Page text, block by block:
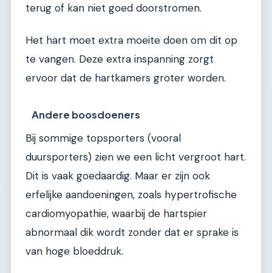
terug of kan niet goed doorstromen.
Het hart moet extra moeite doen om dit op
te vangen. Deze extra inspanning zorgt
ervoor dat de hartkamers groter worden.
Andere boosdoeners
Bij sommige topsporters (vooral
duursporters) zien we een licht vergroot hart.
Dit is vaak goedaardig. Maar er zijn ook
erfelijke aandoeningen, zoals hypertrofische
cardiomyopathie, waarbij de hartspier
abnormaal dik wordt zonder dat er sprake is
van hoge bloeddruk.